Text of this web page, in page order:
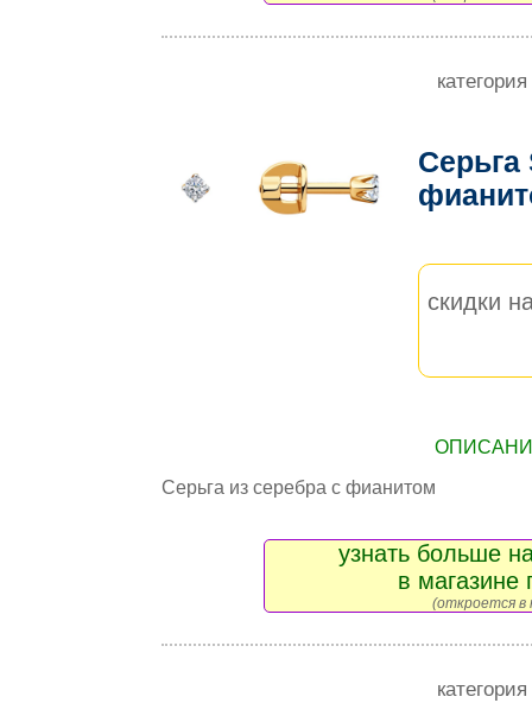
Серьга
скидки
Серьга из серебра с фианитом
узнать больше
в магазине
(откроется в